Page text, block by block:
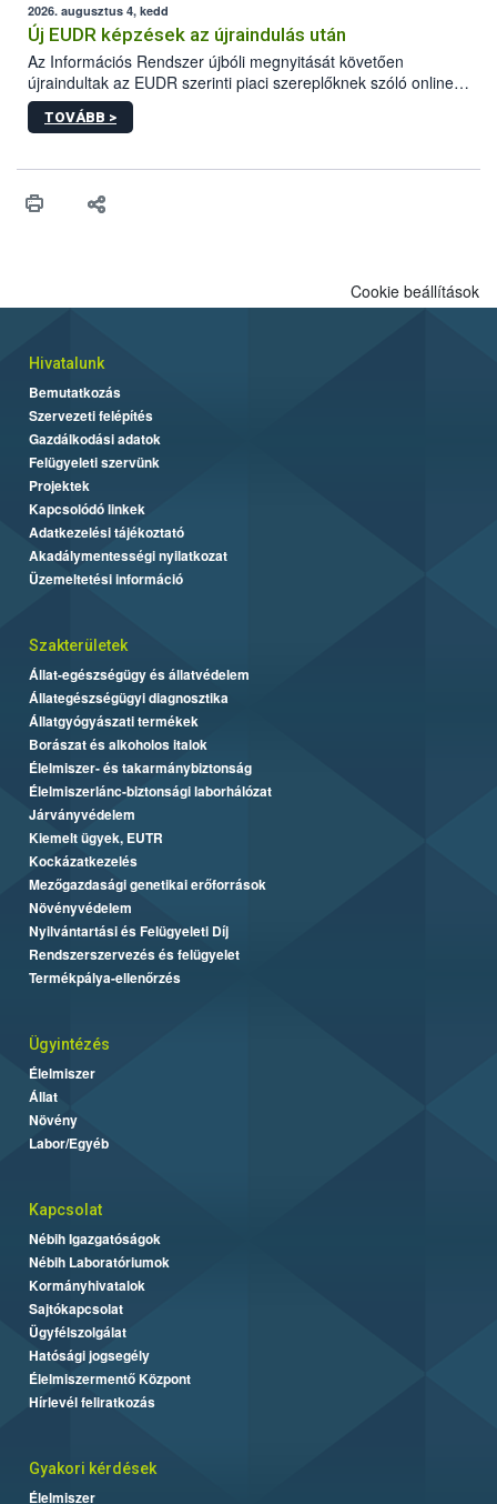
higiéniai szabályok betartása, a megfelelő hőkezelés, valamint a
maradékok szakszerű tárolása. A Nemzeti Élelmiszerlánc-
biztonsági Hivatal (Nébih) Oktatási Programja összegyűjtötte a
biztonságos grillezés legfontosabb tudnivalóit.
2026. augusztus 4, kedd
Új EUDR képzések az újraindulás után
Az Információs Rendszer újbóli megnyitását követően
újraindultak az EUDR szerinti piaci szereplőknek szóló online
képzések.
TOVÁBB >
Cookie beállítások
Hivatalunk
Bemutatkozás
Szervezeti felépítés
Gazdálkodási adatok
Felügyeleti szervünk
Projektek
Kapcsolódó linkek
Adatkezelési tájékoztató
Akadálymentességi nyilatkozat
Üzemeltetési információ
Szakterületek
Állat-egészségügy és állatvédelem
Állategészségügyi diagnosztika
Állatgyógyászati termékek
Borászat és alkoholos italok
Élelmiszer- és takarmánybiztonság
Élelmiszerlánc-biztonsági laborhálózat
Járványvédelem
Kiemelt ügyek, EUTR
Kockázatkezelés
Mezőgazdasági genetikai erőforrások
Növényvédelem
Nyilvántartási és Felügyeleti Díj
Rendszerszervezés és felügyelet
Termékpálya-ellenőrzés
Ügyintézés
Élelmiszer
Állat
Növény
Labor/Egyéb
Kapcsolat
Nébih Igazgatóságok
Nébih Laboratóriumok
Kormányhivatalok
Sajtókapcsolat
Ügyfélszolgálat
Hatósági jogsegély
Élelmiszermentő Központ
Hírlevél feliratkozás
Gyakori kérdések
Élelmiszer